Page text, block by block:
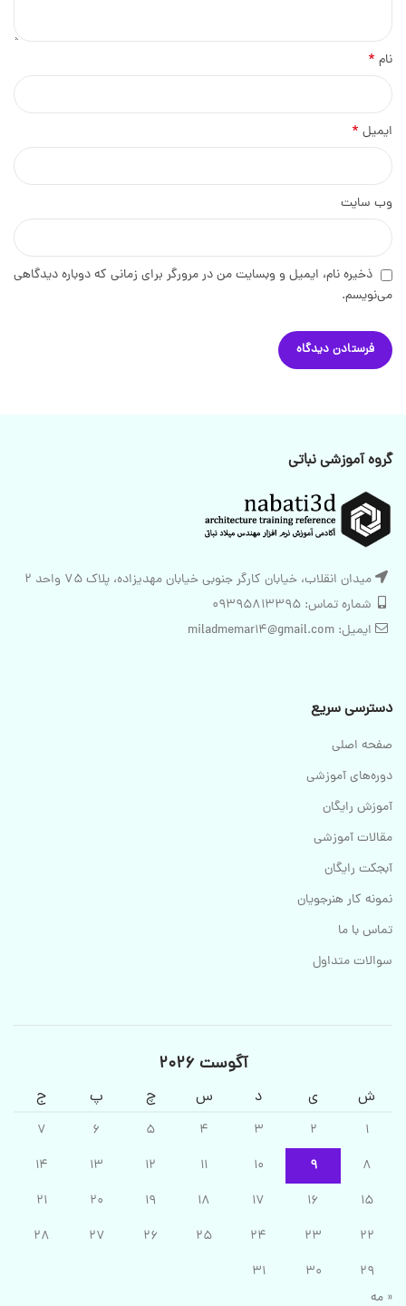
نام *
ایمیل *
وب‌ سایت
ذخیره نام، ایمیل و وبسایت من در مرورگر برای زمانی که دوباره دیدگاهی
می‌نویسم.
گروه آموزشی نباتی
میدان انقلاب، خیابان کارگر جنوبی خیابان مهدیزاده، پلاک 75 واحد 2
شماره تماس: 09395813395
ایمیل: miladmemar14@gmail.com
دسترسی سریع
صفحه اصلی
دوره‌های آموزشی
آموزش رایگان
مقالات آموزشی
آبجکت رایگان
نمونه کار هنرجویان
تماس با ما
سوالات متداول
آگوست 2026
ش ی د س چ پ ج
1
2
3
4
5
6
7
8
9
10
11
12
13
14
15
16
17
18
19
20
21
22
23
24
25
26
27
28
29
30
31
« مه